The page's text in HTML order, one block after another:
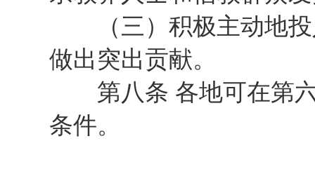
（三）积极主动地投
做出突出贡献。
第八条 各地可在第六
条件。